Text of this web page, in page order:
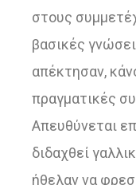
στους
βασικές
απέκτησαν,
πραγματικές
Απευθύνεται
διδαχθεί
ήθελαν να